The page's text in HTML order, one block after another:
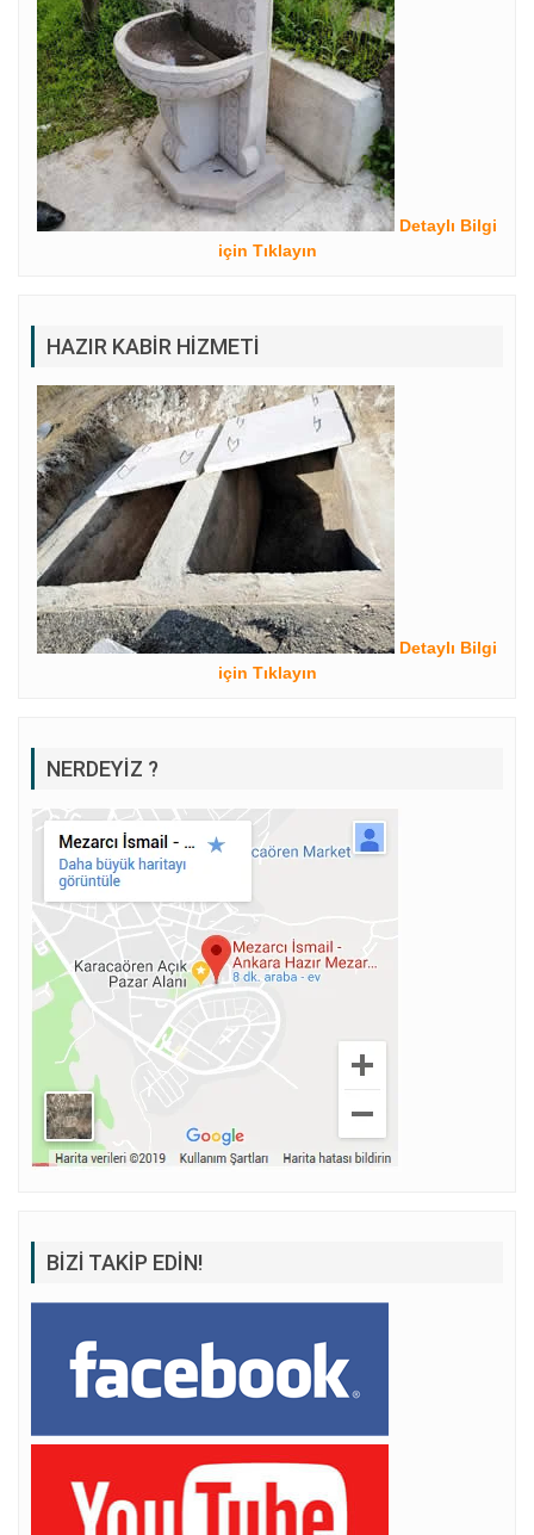
Detaylı Bilgi
için Tıklayın
HAZIR KABIR HIZMETI
Detaylı Bilgi
için Tıklayın
NERDEYIZ ?
BIZI TAKIP EDIN!